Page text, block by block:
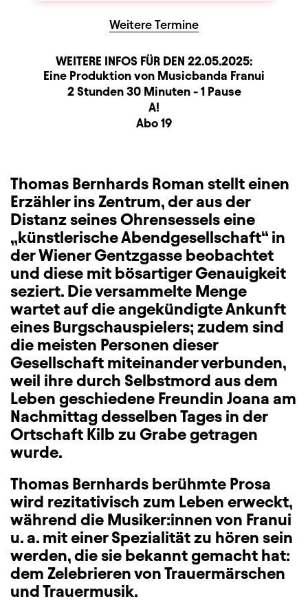
Weitere Termine
WEITERE INFOS FÜR DEN 22.05.2025:
BeschreibungInformation
Produktionspartner
Eine Produktion von Musicbanda Franui
Dauer und Pausen2 Stunden 30 Minuten - 1 Pause
A!
Abo 19
Thomas Bernhards Roman stellt einen
Erzähler ins Zentrum, der aus der
Distanz seines Ohrensessels eine
„künstlerische Abendgesellschaft“ in
der Wiener Gentzgasse beobachtet
und diese mit bösartiger Genauigkeit
seziert. Die versammelte Menge
wartet auf die angekündigte Ankunft
eines Burgschauspielers; zudem sind
die meisten Personen dieser
Gesellschaft miteinander verbunden,
weil ihre durch Selbstmord aus dem
Leben geschiedene Freundin Joana am
Nachmittag desselben Tages in der
Ortschaft Kilb zu Grabe getragen
wurde.
Thomas Bernhards berühmte Prosa
wird rezitativisch zum Leben erweckt,
während die Musiker:innen von Franui
u. a. mit einer Spezialität zu hören sein
werden, die sie bekannt gemacht hat:
dem Zelebrieren von Trauermärschen
und Trauermusik.